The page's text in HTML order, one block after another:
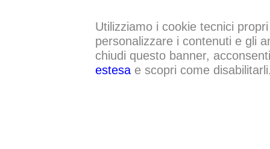
Utilizziamo i cookie tecnici
personalizzare i contenuti e gli
chiudi questo banner,
estesae scopri come